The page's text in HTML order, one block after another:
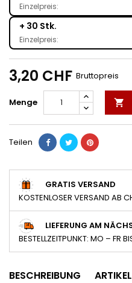
Einzelpreis:
+ 30 Stk.
Einzelpreis:
3,20 CHF Bruttopreis
Menge 
Teilen
GRATIS VERSAND
KOSTENLOSER VERSAND AB
LIEFERUNG AM
BESTELLZEITPUNKT: MO – FR
BESCHREIBUNG